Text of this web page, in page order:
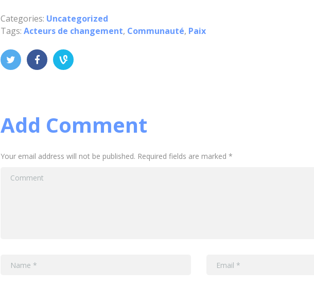
Categories: Uncategorized
Tags: Acteurs de changement, Communauté, Paix
Add Comment
Your email address will not be published. Required fields are marked *